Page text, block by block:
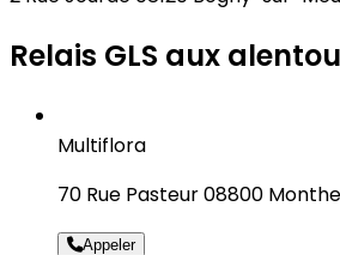
Relais GLS aux
Multiflora
70 Rue Pasteur 08800
Appeler